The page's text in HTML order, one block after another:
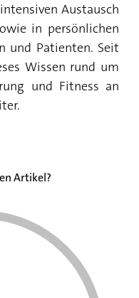
Austausch
in persönlichen
und Patienten. Seit
Wissen rund um
und Fitness an
Artikel?